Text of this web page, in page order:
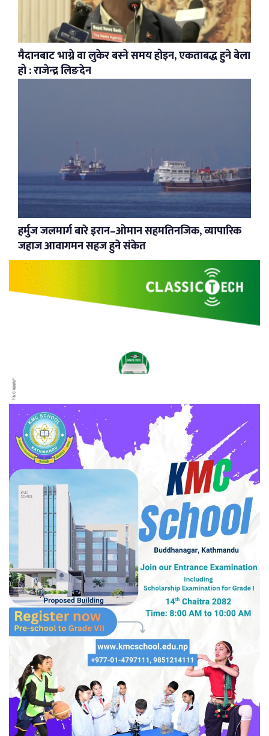
मैदानबाट भाग्ने वा लुकेर बस्ने समय होइन, एकताबद्ध हुने बेला
हो : राजेन्द्र लिङदेन
हर्मुज जलमार्ग बारे इरान–ओमान सहमतिनजिक, व्यापारिक
जहाज आवागमन सहज हुने संकेत